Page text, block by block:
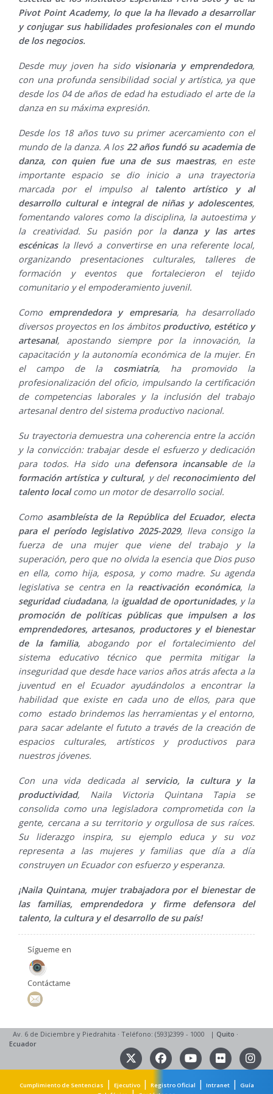
Pivot Point Academy, lo que la ha llevado a desarrollar
y conjugar sus habilidades profesionales con el mundo
de los negocios.
Desde muy joven ha sido visionaria y emprendedora,
con una profunda sensibilidad social y artística, ya que
desde los 04 de años de edad ha estudiado el arte de la
danza en su máxima expresión.
Desde los 18 años tuvo su primer acercamiento con el
mundo de la danza. A los 22 años fundó su academia de
danza, con quien fue una de sus maestras, en este
importante espacio se dio inicio a una trayectoria
marcada por el impulso al talento artístico y al
desarrollo cultural e integral de niñas y adolescentes,
fomentando valores como la disciplina, la autoestima y
la creatividad. Su pasión por la danza y las artes
escénicasla llevó a convertirse en una referente local,
organizando presentaciones culturales, talleres de
formación y eventos que fortalecieron el tejido
comunitario y el empoderamiento juvenil.
Como emprendedora y empresaria, ha desarrollado
diversos proyectos en los ámbitos productivo, estético y
artesanal, apostando siempre por la innovación, la
capacitación y la autonomía económica de la mujer. En
el campo de la cosmiatría, ha promovido la
profesionalización del oficio, impulsando la certificación
de competencias laborales y la inclusión del trabajo
artesanal dentro del sistema productivo nacional.
Su trayectoria demuestra una coherencia entre la acción
y la convicción: trabajar desde el esfuerzo y dedicación
para todos. Ha sido una defensora incansable de la
formación artística y cultural, y del reconocimiento del
talento localcomo un motor de desarrollo social.
Como asambleísta de la República del Ecuador, electa
para el período legislativo 2025-2029, lleva consigo la
fuerza de una mujer que viene del trabajo y la
superación, pero que no olvida la esencia que Dios puso
en ella, como hija, esposa, y como madre. Su agenda
legislativa se centra en la reactivación económica, la
seguridad ciudadana, la igualdad de oportunidades, y la
promoción de políticas públicas que impulsen a los
emprendedores, artesanos, productores y el bienestar
de la familia, abogando por el fortalecimiento del
sistema educativo técnico que permita mitigar la
inseguridad que desde hace varios años atrás afecta a la
juventud en el Ecuador ayudándolos a encontrar la
habilidad que existe en cada uno de ellos, para que
como estado brindemos las herramientas y el entorno,
para sacar adelante el fututo a través de la creación de
espacios culturales, artísticos y productivos para
nuestros jóvenes.
Con una vida dedicada al servicio, la cultura y la
productividad, Naila Victoria Quintana Tapia se
consolida como una legisladora comprometida con la
gente, cercana a su territorio y orgullosa de sus raíces.
Su liderazgo inspira, su ejemplo educa y su voz
representa a las mujeres y familias que día a día
construyen un Ecuador con esfuerzo y esperanza.
¡Naila Quintana, mujer trabajadora por el bienestar de
las familias, emprendedora y firme defensora del
talento, la cultura y el desarrollo de su país!
Sígueme en
Contáctame
Av. 6 de Diciembre y Piedrahita · Teléfono: (593)2399 - 1000 | Quito ·
Ecuador
Cumplimiento de Sentencias | Ejecutivo| Registro Oficial | Intranet|
Guía